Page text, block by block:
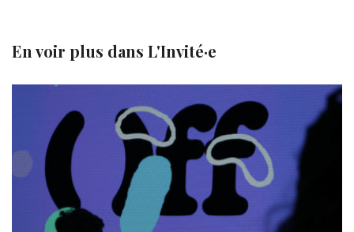
En voir plus dans L'Invité·e